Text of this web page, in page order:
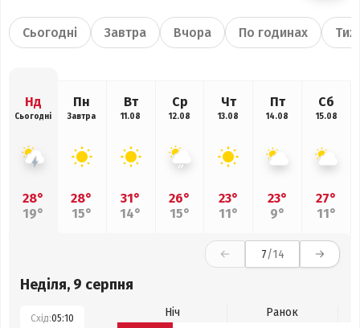
Сьогодні Завтра Вчора По годинах
Нд
Сьогодні
28°
19°
Пн
Завтра
28°
15°
Вт
11.08
31°
14°
Ср
12.08
26°
15°
Чт
13.08
23°
11°
Пт
14.08
23°
9°
Сб
15.08
27°
11°
7/14
Неділя, 9 серпня
Схід:05:10 Ніч
Ранок